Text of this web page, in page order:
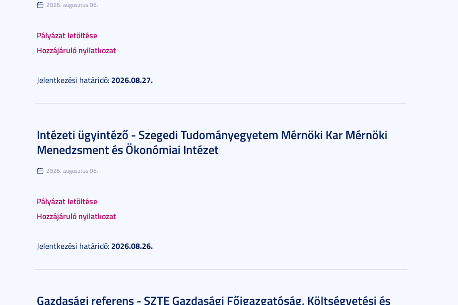
2026. augusztus 06.
Pályázat letöltése
Hozzájáruló nyilatkozat
Jelentkezési határidő: 2026.08.27.
Intézeti ügyintéző - Szegedi Tudományegyetem Mérnöki Kar Mérnöki
Menedzsment és Ökonómiai Intézet
2026. augusztus 06.
Pályázat letöltése
Hozzájáruló nyilatkozat
Jelentkezési határidő: 2026.08.26.
Gazdasági referens - SZTE Gazdasági Főigazgatóság, Költségvetési és